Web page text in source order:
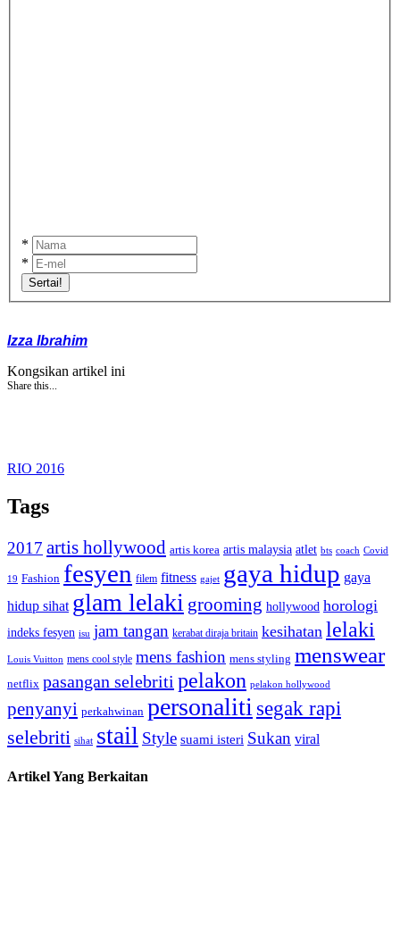
*
*
Sertai!
Izza Ibrahim
Kongsikan artikel ini
Share this...
RIO 2016
Tags
2017 artis hollywood artis korea artis malaysia atlet bts coach Covid
19 Fashion fesyen filem fitness gajet gaya hidup gaya
hidup sihat glam lelaki grooming hollywood horologi
indeks fesyen isu jam tangan kerabat diraja britain kesihatan lelaki
Louis Vuitton mens cool style mens fashion mens styling menswear
netflix pasangan selebriti pelakon pelakon hollywood
penyanyi perkahwinan personaliti segak rapi
selebriti sihat stail Style suami isteri Sukan viral
Artikel Yang Berkaitan